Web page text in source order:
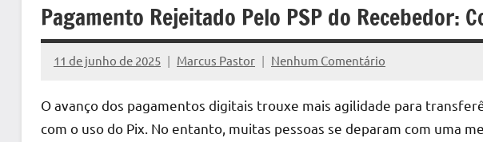
Pagamento Rejeitado Pelo PSP do Recebedor:
11 de junho de 2025 Marcus Pastor Nenhum Comentário
O avanço dos pagamentos digitais trouxe mais agilidade para
com o uso do Pix. No entanto, muitas pessoas se deparam com uma